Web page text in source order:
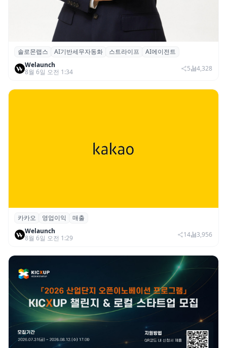
솔로몬랩스, 스트라이프 출신 이창헌 영입…
절세 전략 AI 에이전트 개발 본격화
솔로몬랩스 AI기반세무자동화 스트라이프
AI에이전트
Welaunch
8월 6일 오전 1:34
5 4,328
카카오, 2026년 2분기 매출 2조985억·영업
이익 2770억…역대 분기 최대
카카오 영업이익
매출
Welaunch
8월 6일 오전 1:29
14 3,956